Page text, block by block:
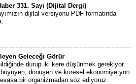
331. Sayı (Dijital Dergi)
dijital versiyonu PDF formatında
Geleceği Görür
durup iki kere düşünmek gerekiyor.
dönüşen ve küresel ekonomiye yön
bir organizmadan söz ediyoruz.